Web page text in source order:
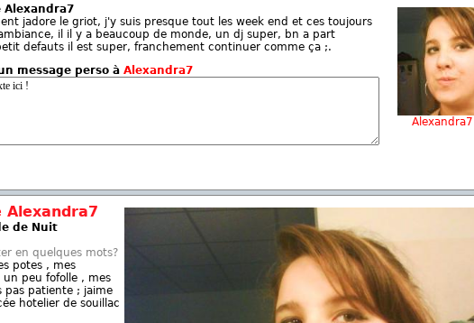
Alexandra7
Alexandra7
jadore le griot, j'y suis presque tout les week end et ces toujours
il il y a beaucoup de monde, un dj super, bn a part
defauts il est super, franchement continuer comme ça ;.
message perso à Alexandra7
de Nuit
en quelques mots?
potes , mes
peu fofolle , mes
pas patiente ; jaime
hotelier de souillac